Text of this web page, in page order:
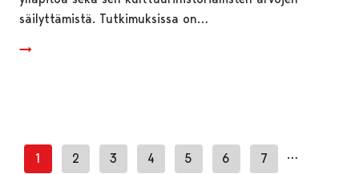
säilyttämistä. Tutkimuksissa on…
1 2 3 4 5 6 7 …